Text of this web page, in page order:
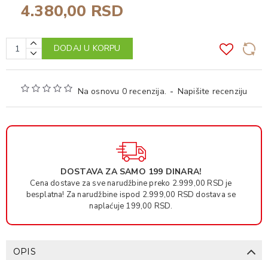
Na osnovu 0 recenzija. - Napišite recenziju
4.380,00 RSD
DODAJ U KORPU
DOSTAVA ZA SAMO 199 DINARA!
Cena dostave za sve narudžbine preko 2.999,00 RSD je
besplatna! Za narudžbine ispod 2.999,00 RSD dostava se
naplaćuje 199,00 RSD.
OPIS